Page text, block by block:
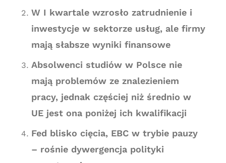
W I kwartale wzrosło zatrudnienie i
inwestycje w sektorze usług, ale firmy
mają słabsze wyniki finansowe
Absolwenci studiów w Polsce nie
mają problemów ze znalezieniem
pracy, jednak częściej niż średnio w
UE jest ona poniżej ich kwalifikacji
Fed blisko cięcia, EBC w trybie pauzy
– rośnie dywergencja polityki